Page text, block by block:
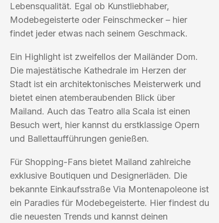
Lebensqualität. Egal ob Kunstliebhaber,
Modebegeisterte oder Feinschmecker – hier
findet jeder etwas nach seinem Geschmack.
Ein Highlight ist zweifellos der Mailänder Dom.
Die majestätische Kathedrale im Herzen der
Stadt ist ein architektonisches Meisterwerk und
bietet einen atemberaubenden Blick über
Mailand. Auch das Teatro alla Scala ist einen
Besuch wert, hier kannst du erstklassige Opern
und Ballettaufführungen genießen.
Für Shopping-Fans bietet Mailand zahlreiche
exklusive Boutiquen und Designerläden. Die
bekannte Einkaufsstraße Via Montenapoleone ist
ein Paradies für Modebegeisterte. Hier findest du
die neuesten Trends und kannst deinen